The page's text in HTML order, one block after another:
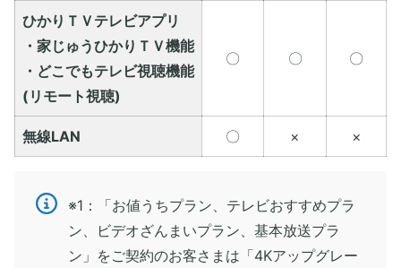
ひかりＴＶテレビアプリ
・家じゅうひかりＴＶ機能
・どこでもテレビ視聴機能
(リモート視聴)
〇 〇 〇
無線LAN 〇 × ×
※1：「お値うちプラン、テレビおすすめプラ
ン、ビデオざんまいプラン、基本放送プラ
ン」をご契約のお客さまは「4Kアップグレー